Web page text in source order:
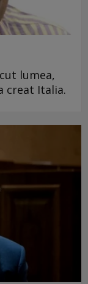
lumea,
creat Italia.